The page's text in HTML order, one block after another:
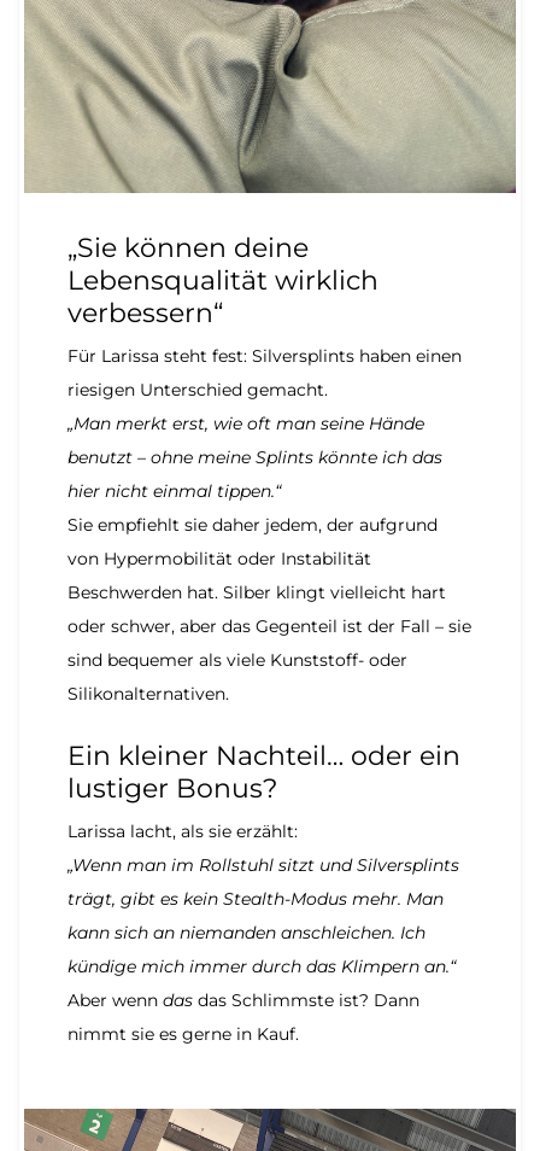
„Sie können deine
Lebensqualität wirklich
verbessern“
Für Larissa steht fest: Silversplints haben einen
riesigen Unterschied gemacht.
„Man merkt erst, wie oft man seine Hände
benutzt – ohne meine Splints könnte ich das
hier nicht einmal tippen.“
Sie empfiehlt sie daher jedem, der aufgrund
von Hypermobilität oder Instabilität
Beschwerden hat. Silber klingt vielleicht hart
oder schwer, aber das Gegenteil ist der Fall – sie
sind bequemer als viele Kunststoff- oder
Silikonalternativen.
Ein kleiner Nachteil… oder ein
lustiger Bonus?
Larissa lacht, als sie erzählt:
„Wenn man im Rollstuhl sitzt und Silversplints
trägt, gibt es kein Stealth-Modus mehr. Man
kann sich an niemanden anschleichen. Ich
kündige mich immer durch das Klimpern an.“
Aber wenn das das Schlimmste ist? Dann
nimmt sie es gerne in Kauf.